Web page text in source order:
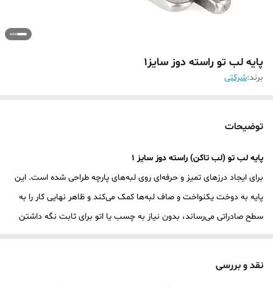
پایه لب تو راسته دوز سایز1
برند:شرکتی
توضیحات
پایه لب تو (لب تاکن) راسته دوز سایز ۱
برای ایجاد درزهای تمیز و حرفه‌ای روی لبه‌های پارچه طراحی شده است. این
پایه به دوخت یکنواخت و صاف لبه‌ها کمک می‌کند و ظاهر نهایی کار را به
سطح صادراتی می‌رساند، بدون نیاز به چسب یا اتو برای ثابت نگه داشتن
نقد و بررسی